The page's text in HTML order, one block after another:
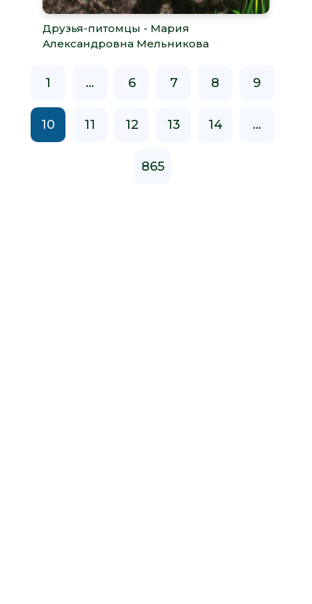
Друзья-питомцы - Мария
Александровна Мельникова
1 ... 6 7 8 9
10 11 12 13 14 ...
865